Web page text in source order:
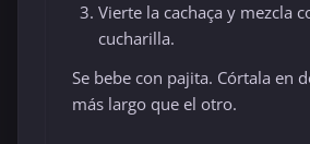
Vierte la cachaça y mezcla
cucharilla.
Se bebe con pajita. Córtala en
más largo que el otro.